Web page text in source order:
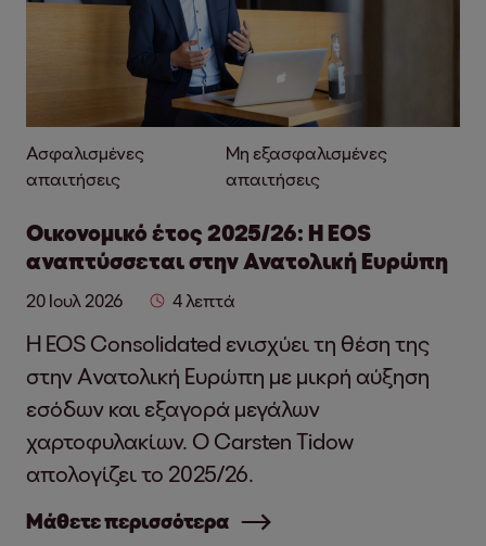
Ασφαλισμένες
απαιτήσεις
Μη εξασφαλισμένες
απαιτήσεις
Οικονομικό έτος 2025/26: Η EOS
αναπτύσσεται στην Ανατολική Ευρώπη
20 Ιουλ 2026 4 λεπτά
Η EOS Consolidated ενισχύει τη θέση της
στην Ανατολική Ευρώπη με μικρή αύξηση
εσόδων και εξαγορά μεγάλων
χαρτοφυλακίων. Ο Carsten Tidow
απολογίζει το 2025/26.
Μάθετε περισσότερα